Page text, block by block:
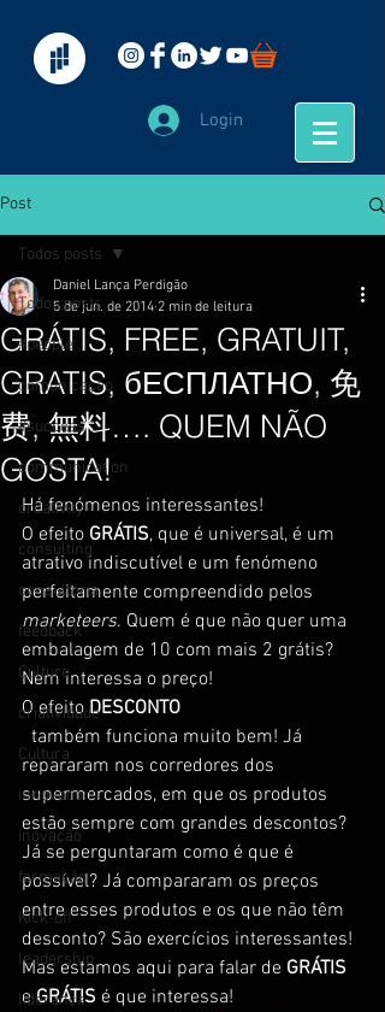
Login
Post
Todos posts
#people
comunicação
#success
communication
creativity
consulting
consultoria
feedback
Culture
criatividade
Cultura
innovation
inovação
formação
Kick-off
leadership
liderança
Todos posts
GRÁTIS, FREE, GRATUIT,
GRATIS, бЕСПЛАТНО, 免
费, 無料…. QUEM NÃO
GOSTA!
Daniel Lança Perdigão
5 de jun. de 2014 2 min de leitura
Há fenómenos interessantes!
O efeito GRÁTIS, que é universal, é um
atrativo indiscutível e um fenómeno
perfeitamente compreendido pelos
marketeers. Quem é que não quer uma
embalagem de 10 com mais 2 grátis?
Nem interessa o preço!
O efeito DESCONTO
repararam nos corredores dos
supermercados, em que os produtos
estão sempre com grandes descontos?
Já se perguntaram como é que é
possível? Já compararam os preços
entre esses produtos e os que não têm
desconto? São exercícios interessantes!
Mas estamos aqui para falar de GRÁTIS
e GRÁTIS é que interessa!